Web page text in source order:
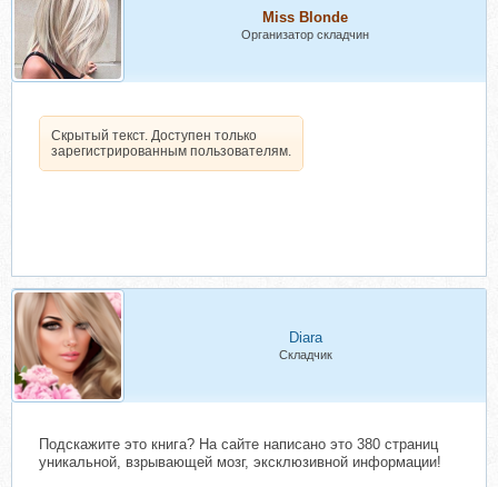
Miss Blonde
Организатор складчин
Скрытый текст. Доступен только
зарегистрированным пользователям.
Diara
Складчик
Подскажите это книга? На сайте написано это 380 страниц
уникальной, взрывающей мозг, эксклюзивной информации!